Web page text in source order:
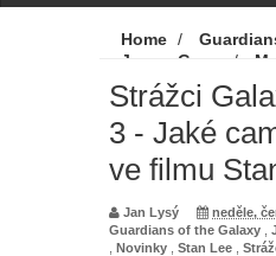
Home /
James Gunn
/
Novinky
/ Stan
Vol. 3 / Strážci
Strážci Galaxie:
měl mít ve filmu Stan
Strážci
3 - Jaké
ve filmu
Jan Lysý
neděle,
Guardians of the Galaxy
Novinky Stan Lee